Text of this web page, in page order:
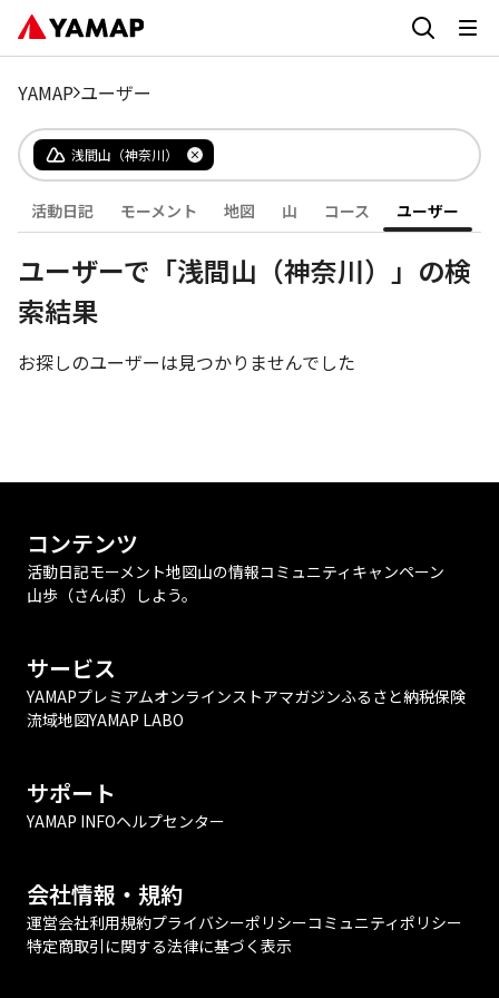
YAMAP ユーザー
浅間山（神奈川）
活動日記 モーメント 地図 山 コース ユーザー
ユーザーで「浅間山（神奈川）」の検
索結果
お探しのユーザーは見つかりませんでした
コンテンツ
活動日記モーメント地図山の情報コミュニティ キャンペーン
山歩（さんぽ）しよう。
サービス
YAMAPプレミアムオンラインストアマガジンふるさと納税保険
流域地図YAMAP LABO
サポート
YAMAP INFOヘルプセンター
会社情報・規約
運営会社利用規約プライバシーポリシーコミュニティポリシー
特定商取引に関する法律に基づく表示